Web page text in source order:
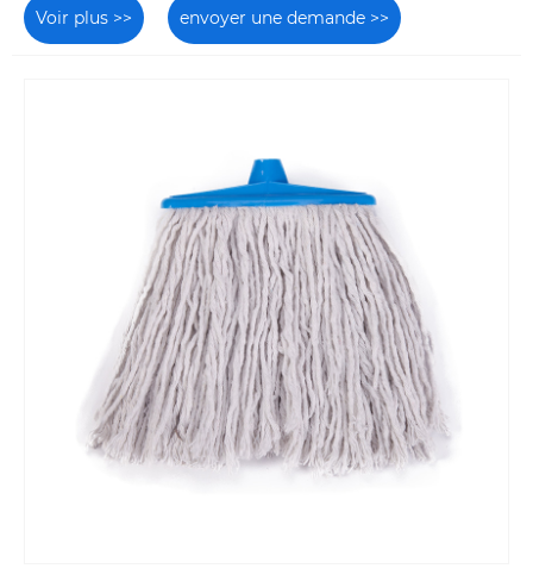
Voir plus >> envoyer une demande >>